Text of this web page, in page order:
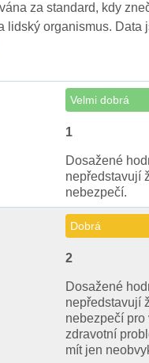
za standard, kdy
lidský organismus. Data
Velmi dobrá
1
Dosažené
nepředstavují
nebezpečí.
Dobrá
2
Dosažené
nepředstavují
nebezpečí pro
zdravotní
mít jen